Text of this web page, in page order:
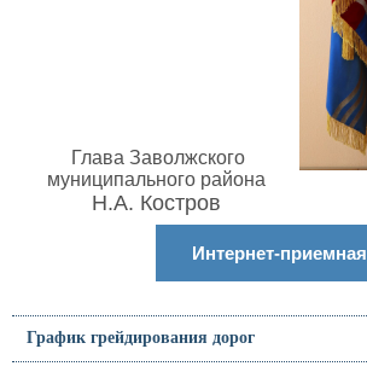
Глава Заволжского
муниципального района
Н.А. Костров
Интернет-приемная
График грейдирования дорог